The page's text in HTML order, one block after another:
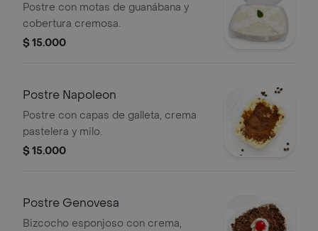
Postre con motas de guanábana y
cobertura cremosa.
$ 15.000
Postre Napoleon
Postre con capas de galleta, crema
pastelera y milo.
$ 15.000
Postre Genovesa
Bizcocho esponjoso con crema,